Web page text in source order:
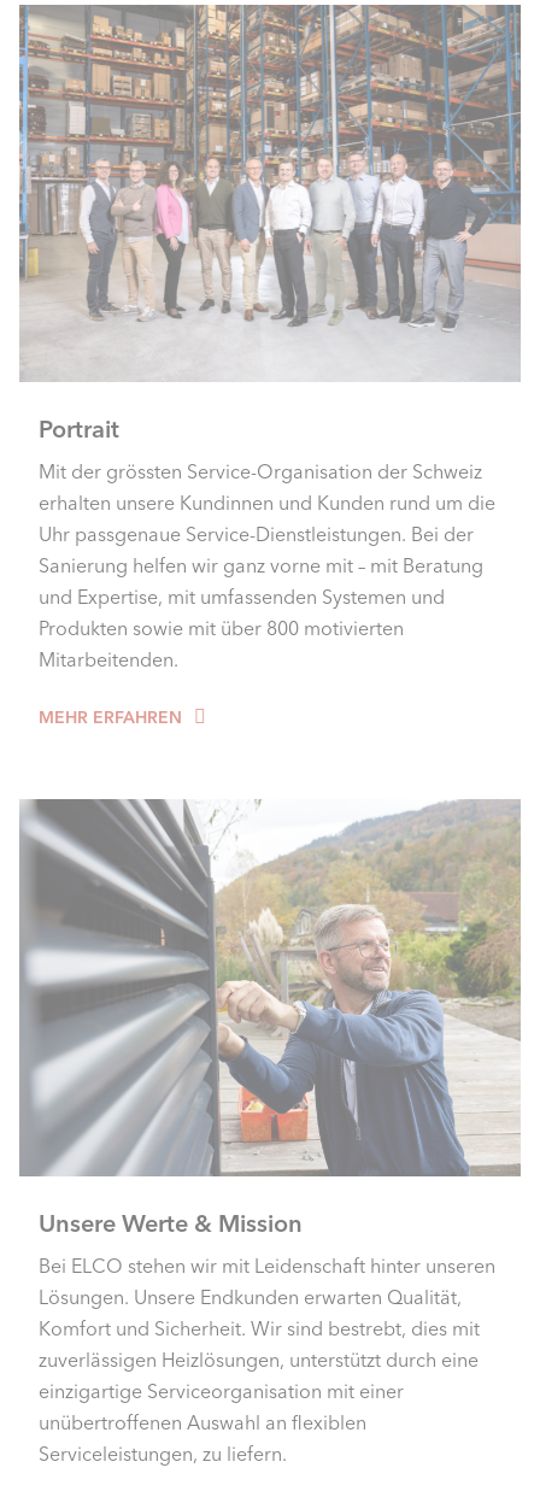
Portrait
Mit der grössten Service-Organisation der Schweiz
erhalten unsere Kundinnen und Kunden rund um die
Uhr passgenaue Service-Dienstleistungen. Bei der
Sanierung helfen wir ganz vorne mit – mit Beratung
und Expertise, mit umfassenden Systemen und
Produkten sowie mit über 800 motivierten
Mitarbeitenden.
MEHR ERFAHREN
Unsere Werte & Mission
Bei ELCO stehen wir mit Leidenschaft hinter unseren
Lösungen. Unsere Endkunden erwarten Qualität,
Komfort und Sicherheit. Wir sind bestrebt, dies mit
zuverlässigen Heizlösungen, unterstützt durch eine
einzigartige Serviceorganisation mit einer
unübertroffenen Auswahl an flexiblen
Serviceleistungen, zu liefern.​